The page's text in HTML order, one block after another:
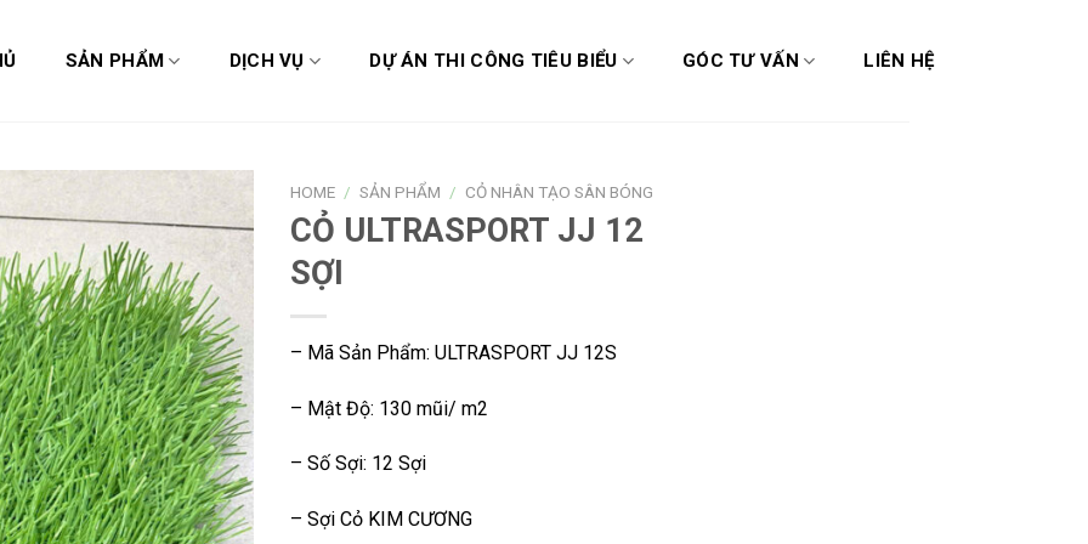
SẢN PHẨM DỊCH VỤ DỰ ÁN THI CÔNG TIÊU BIỂU GÓC TƯ VẤN LIÊN HỆ
HOME / SẢN PHẨM / CỎ NHÂN TẠO SÂN BÓNG
CỎ ULTRASPORT JJ 12
SỢI
– Mã Sản Phẩm: ULTRASPORT JJ 12S
– Mật Độ: 130 mũi/ m2
– Số Sợi: 12 Sợi
– Sợi Cỏ KIM CƯƠNG